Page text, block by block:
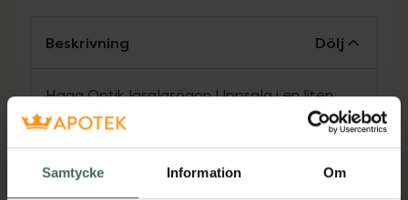
Samtycke Information Om
Beskrivning Dölj
Haga Optik läsglasögon Uppsala i en liten
svart modell för perfekt seende på nära håll.
Läsglasögonen har en tunn asfärisk lins för
Metalldelarna är antinickel-behandlade.